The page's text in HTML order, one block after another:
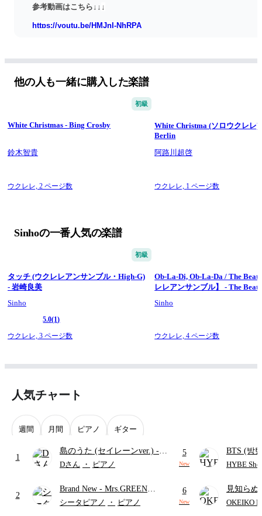
参考動画はこちら↓↓ ↓
https://youtu.be/HMJnI-NhRPA
他の人も一緒に購入した楽譜
初級
White Christmas - Bing Crosby
鈴木智貴
ウクレレ, 2 ページ数
White Christma (ソロウクレレ
Berlin
阿路川超啓
ウクレレ, 1 ページ数
Sinhoの一番人気の楽譜
初級
タッチ (ウクレレアンサンブル・High-G)
- 岩崎良美
Sinho
5.0(1)
ウクレレ, 3 ページ数
Ob-La-Di, Ob-La-Da / The
レレアンサンブル】 - The
Sinho
ウクレレ,4 ページ数
人気チャート
週間 月間 ピアノ ギター
1
島のうた (セイレーンver.) -
セイレーン(CV.鈴木みのり)
ード・ペダル付き/『映画ちい
かわ 人魚の島のひみつ』よ
Dさん ・ ピアノ
2
Brand New - Mrs.GREEN
APPLE
シータピアノ ・ ピアノ
5
New
BTS (방
HYBE
6
New
見知ら
ャツが乾
OKEIKO